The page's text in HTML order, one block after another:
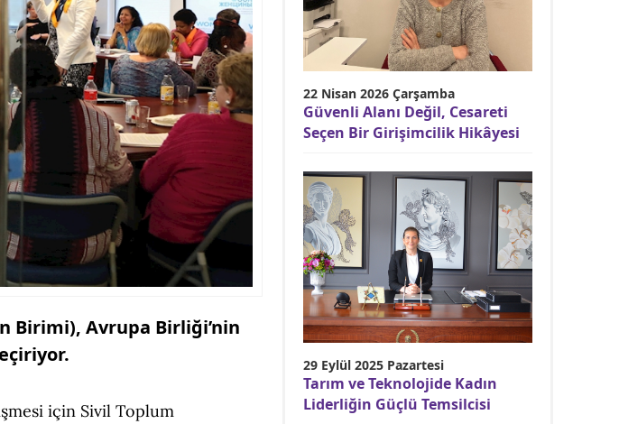
Birimi), Avrupa Birliği’nin
için Sivil Toplum
22 Nisan 2026 Çarşamba
Güvenli Alanı Değil, Cesareti
Seçen Bir Girişimcilik Hikâyesi
29 Eylül 2025 Pazartesi
Tarım ve Teknolojide Kadın
Liderliğin Güçlü Temsilcisi